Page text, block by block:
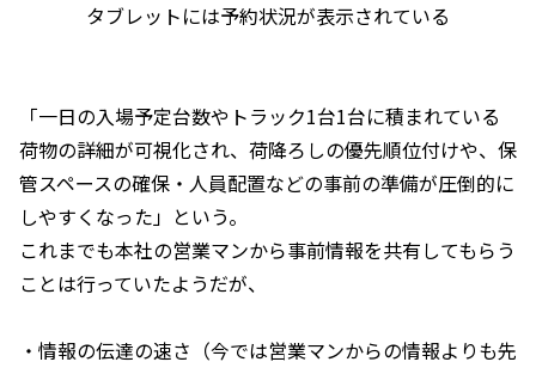
タブレットには予約状況が表示されている
「一日の入場予定台数やトラック1台1台に積まれている
荷物の詳細が可視化され、荷降ろしの優先順位付けや、保
管スペースの確保・人員配置などの事前の準備が圧倒的に
しやすくなった」という。
これまでも本社の営業マンから事前情報を共有してもらう
ことは行っていたようだが、
・情報の伝達の速さ（今では営業マンからの情報よりも先